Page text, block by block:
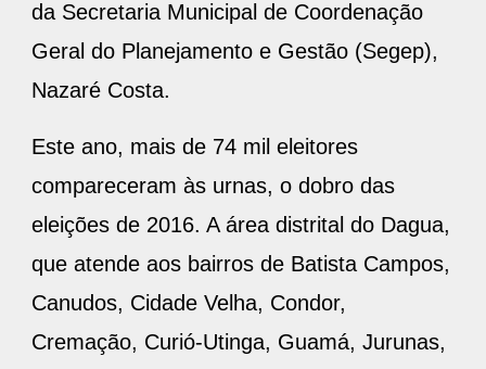
Geral do Planejamento e Gestão (Segep),
Nazaré Costa.
compareceram às urnas, o dobro das
eleições de 2016. A área distrital do Dagua,
que atende aos bairros de Batista Campos,
Canudos, Cidade Velha, Condor,
Cremação, Curió-Utinga, Guamá, Jurunas,
Marco, Terra Firme e São Brás, foi o local